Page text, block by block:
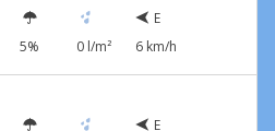
5% 0 l/m²
E
6 km/h
E